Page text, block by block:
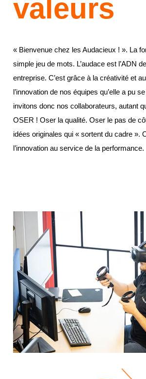
valeurs
« Bienvenue chez les Audacieux ! ». La
simple jeu de mots. L’audace est l’ADN
entreprise. C’est grâce à la créativité et
l’innovation de nos équipes qu’elle a pu
invitons donc nos collaborateurs, autant
OSER ! Oser la qualité. Oser le pas de
idées originales qui « sortent du cadre ».
l’innovation au service de la performance.